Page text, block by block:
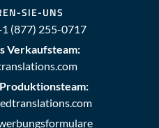
SIE-UNS
(877) 255-0717
Verkaufsteam: